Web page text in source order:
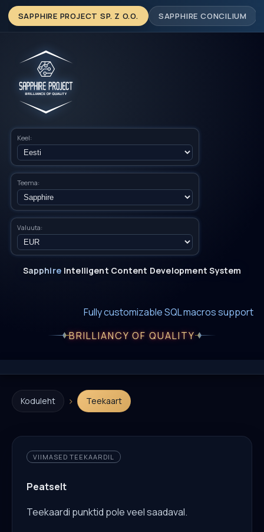
SAPPHIRE PROJECT SP. Z O.O. SAPPHIRE CONCILIUM
Keel:
Teema:
Valuuta:
Sapphire Intelligent Content Development System
Fully customizable SQL macros support
BRILLIANCY OF QUALITY
Koduleht › Teekaart
VIIMASED TEEKAARDIL
Peatselt
Teekaardi punktid pole veel saadaval.